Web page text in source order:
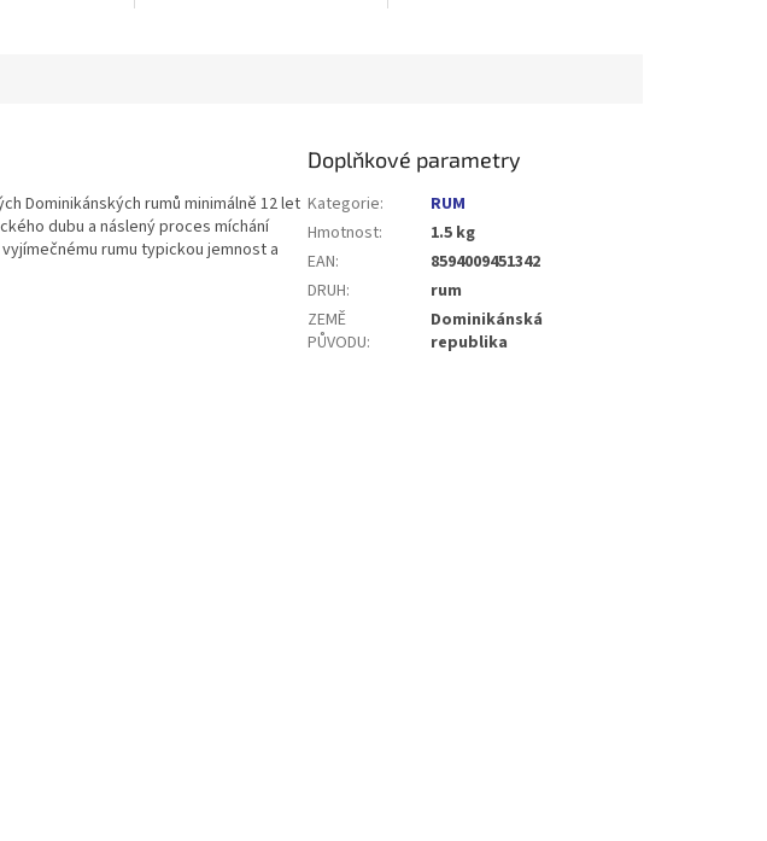
Dominikánských rumů minimálně 12 let
dubu a náslený proces míchání
rumu typickou jemnost a
Doplňkové parametry
Kategorie:
RUM
Hmotnost:
1.5 kg
EAN:
8594009451342
DRUH:
rum
ZEMĚ
PŮVODU:
Dominikánská
republika